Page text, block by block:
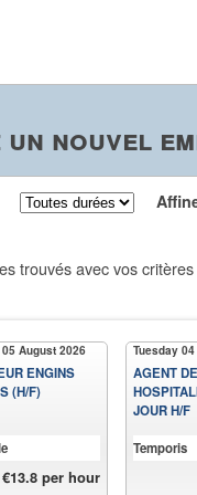
nouvel
trouvés avec vos critères
August 2026
ENGINS
(H/F)
€13.8 per hour
Tuesday
AGENT
JOUR H/F
Temporis